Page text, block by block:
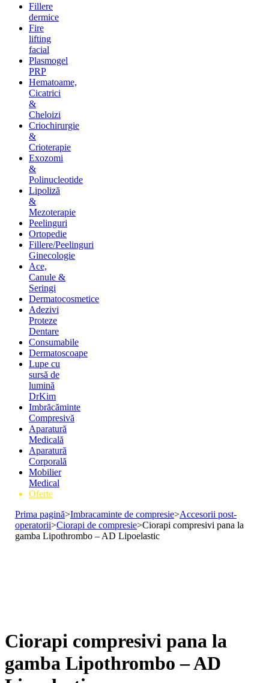
Fillere
dermice
Fire
lifting
facial
Plasmogel
PRP
Hematoame,
Cicatrici
&
Cheloizi
Criochirurgie
&
Crioterapie
Exozomi
&
Polinucleotide
Lipoliză
&
Mezoterapie
Peelinguri
Ortopedie
Fillere/Peelinguri
Ginecologie
Ace,
Canule &
Seringi
Dermatocosmetice
Adezivi
Proteze
Dentare
Consumabile
Dermatoscoape
Lupe cu
sursă de
lumină
DrKim
Imbrăcăminte
Compresivă
Aparatură
Medicală
Aparatură
Corporală
Mobilier
Medical
Oferte
Prima pagină>Imbracaminte de compresie>Accesorii post-
operatorii>Ciorapi de compresie>Ciorapi compresivi pana la
gamba Lipothrombo – AD Lipoelastic
Ciorapi compresivi pana la
gamba Lipothrombo – AD